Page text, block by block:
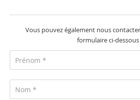
Vous pouvez également nous
formulaire ci-dessous